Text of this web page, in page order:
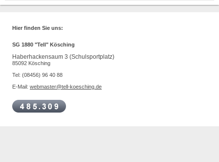
Hier finden Sie uns:
SG 1880 "Tell" Kösching
Haberhackensaum 3 (Schulsportplatz)
85092 Kösching
Tel: (08456) 96 40 88
E-Mail: webmaster@tell-koesching.de